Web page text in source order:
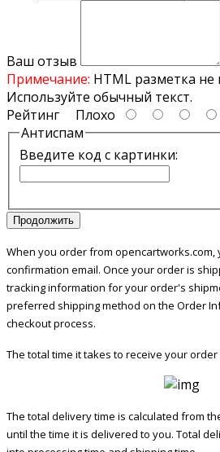
Ваш отзыв
Примечание: HTML разметка не
Используйте обычный текст.
Рейтинг Плохо
Антиспам
Введите код с картинки:
Продолжить
When you order from opencartworks.com,
confirmation email. Once your order is
tracking information for your order's
preferred shipping method on the Order
checkout process.
The total time it takes to receive your
The total delivery time is calculated from
until the time it is delivered to you. Total